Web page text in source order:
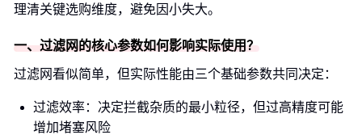
理清关键选购维度，避免因小失大。
一、过滤网的核心参数如何影响实际使用？
过滤网看似简单，但实际性能由三个基础参数共同决定：
过滤效率：决定拦截杂质的最小粒径，但过高精度可能
增加堵塞风险